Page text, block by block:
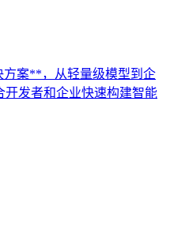
案**，从轻量级模型到企
开发者和企业快速构建智能